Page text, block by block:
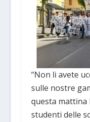
“Non li avete
sulle nostre
questa mattina
studenti delle